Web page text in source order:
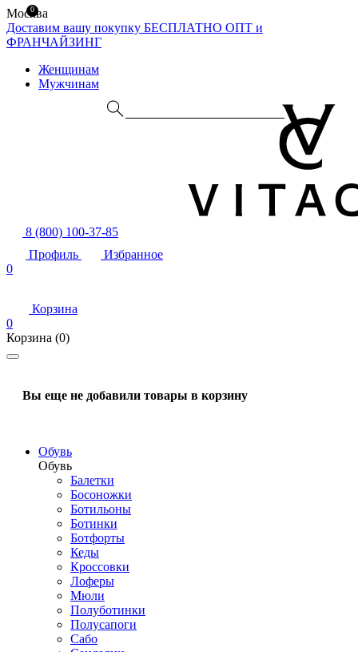
Москва
Доставим вашу покупку БЕСПЛАТНО ОПТ и
ФРАНЧАЙЗИНГ
Женщинам
Мужчинам
8 (800) 100-37-85
Профиль
Избранное
0
Корзина
0
Корзина (0)
Вы еще не добавили товары в корзину
Обувь
Обувь
Балетки
Босоножки
Ботильоны
Ботинки
Ботфорты
Кеды
Кроссовки
Лоферы
Мюли
Полуботинки
Полусапоги
Сабо
0